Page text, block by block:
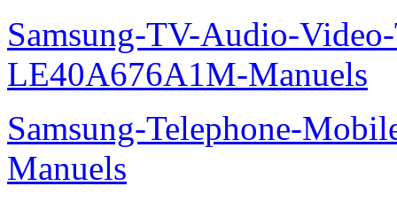
Samsung-TV-Audio-
LE40A676A1M-Manuels
Samsung-Telephone-
Manuels